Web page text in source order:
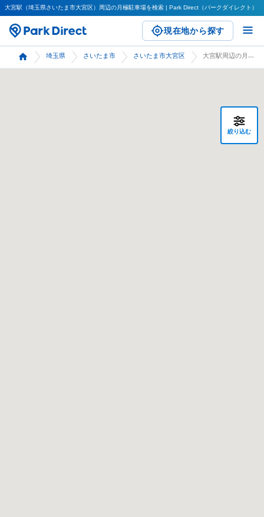
大宮駅（埼玉県さいたま市大宮区）周辺の月極駐車場を検索 | Park Direct（パークダイレクト）
現在地から探す
埼玉県 さいたま市 さいたま市大宮区
絞り込む